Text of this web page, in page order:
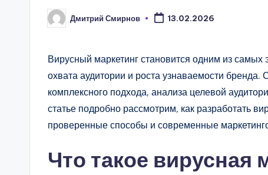
Запись
от
Дмитрий Смирнов 13.02.2026
Вирусный маркетинг становится одним из
охвата аудитории и роста узнаваемости
комплексного подхода, анализа целевой
статье подробно рассмотрим, как разработать
проверенные способы и современные
Что такое вирусная